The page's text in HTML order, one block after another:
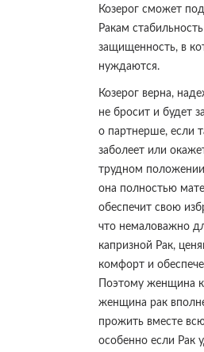
Козерог сможет
Ракам
защищенность, в
нуждаются.
Козерог верна,
не бросит и будет
о партнерше, если
заболеет или
трудном
она полностью
обеспечит свою
что немаловажно
капризной Рак,
комфорт и
Поэтому женщина
женщина рак
прожить вместе
особенно если Рак